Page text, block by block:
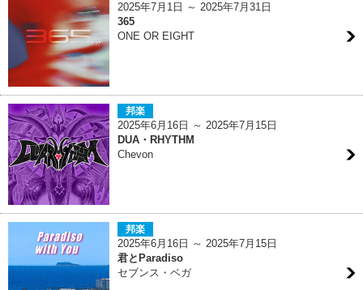
2025年7月1日 ～ 2025年7月31日
365
ONE OR EIGHT
邦楽
2025年6月16日 ～ 2025年7月15日
DUA・RHYTHM
Chevon
邦楽
2025年6月16日 ～ 2025年7月15日
君とParadiso
セブンス・ベガ